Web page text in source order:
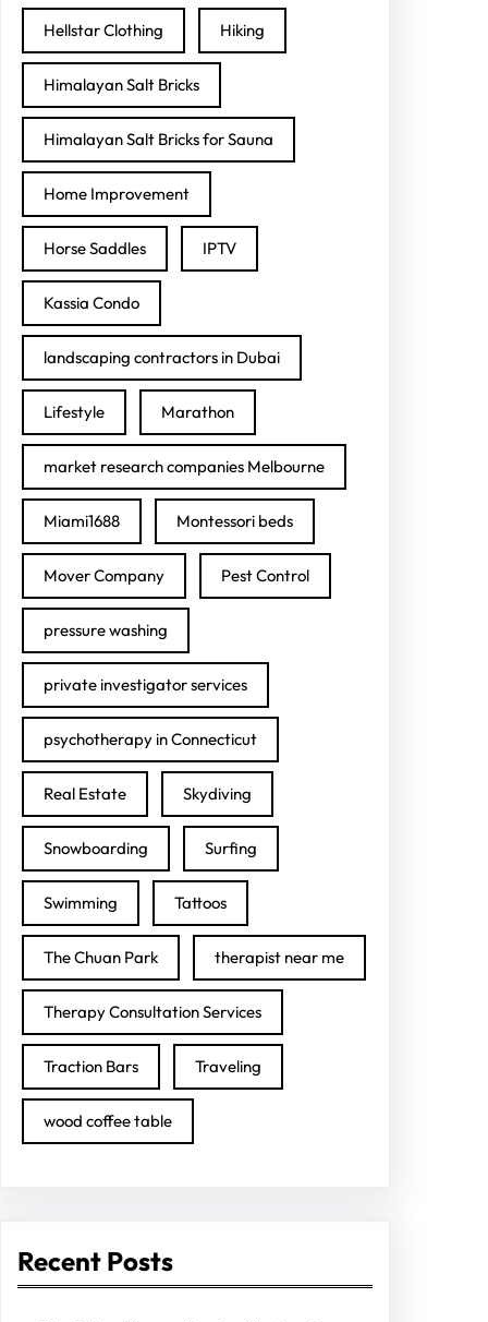
Hellstar Clothing Hiking
Himalayan Salt Bricks
Himalayan Salt Bricks for Sauna
Home Improvement
Horse Saddles IPTV
Kassia Condo
landscaping contractors in Dubai
Lifestyle Marathon
market research companies Melbourne
Miami1688 Montessori beds
Mover Company Pest Control
pressure washing
private investigator services
psychotherapy in Connecticut
Real Estate Skydiving
Snowboarding Surfing
Swimming Tattoos
The Chuan Park therapist near me
Therapy Consultation Services
Traction Bars Traveling
wood coffee table
Recent Posts